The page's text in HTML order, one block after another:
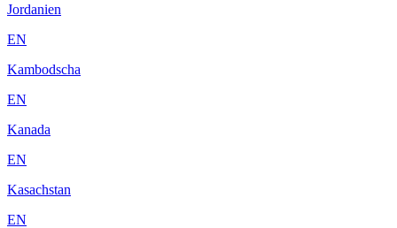
Jordanien
EN
Kambodscha
EN
Kanada
EN
Kasachstan
EN